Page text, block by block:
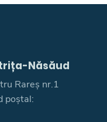
Năsăud
Rareș nr.1
poștal: